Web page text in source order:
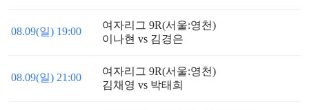
08.09(일) 19:00
여자리그 9R(서울:영천)
이나현 vs 김경은
08.09(일) 21:00
여자리그 9R(서울:영천)
김채영 vs 박태희